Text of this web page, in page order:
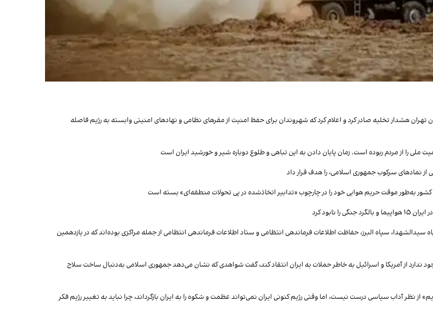
تهران هشدار تخلیه صادر کرد و اعلام کرد که شهروندان برای حفظ امنیت از مقرهای نظامی و نهادهای امنیتی وابسته به رژیم فاصله
را از مردم ربوده است. زمان پایان دادن به این تباهی و طلوع دوباره شیر و خورشید ایران است
از نمادهای سرکوب جمهوری اسلامی، را هدف قرار داد
کشور به‌طور موقت حریم هوایی خود را در چارچوب «تدابیر اتخاذشده در پی تحولات منطقه‌ای» بسته است
نابود کرد
سیدالشهدا، سپاه البرز، حفاظت اطلاعات فرماندهی انتظامی و ستاد اطلاعات فرماندهی انتظامی از جمله مراکزی بوده‌اند که در یازدهمین
ندارد از آمریکا و اسرائیل به خاطر حملات به ایران انتقاد کند، گفت شواهدی که نشان می‌دهد جمهوری اسلامی به‌دنبال ساخت سلاح
نظر آداب سیاسی درست نیست، اما وقتی رژیم کنونی ایران نمی‌تواند عظمت و شکوه را به ایران بازگرداند، چرا نباید به تغییر رژیم فکر